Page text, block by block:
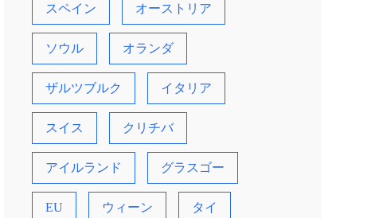
スペイン オーストリア
ソウル オランダ
ザルツブルク イタリア
スイス クリチバ
アイルランド グラスゴー
EU ウィーン タイ